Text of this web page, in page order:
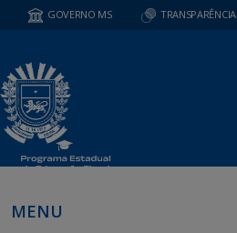
GOVERNO MS TRANSPARÊNCIA
MENU